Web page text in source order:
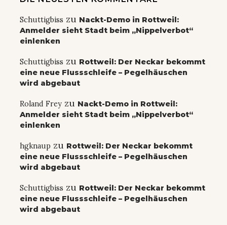
Schuttigbiss zu Nackt-Demo in Rottweil:
Anmelder sieht Stadt beim „Nippelverbot“
einlenken
Schuttigbiss zu Rottweil: Der Neckar bekommt
eine neue Flussschleife – Pegelhäuschen
wird abgebaut
Roland Frey zu Nackt-Demo in Rottweil:
Anmelder sieht Stadt beim „Nippelverbot“
einlenken
hgknaup zu Rottweil: Der Neckar bekommt
eine neue Flussschleife – Pegelhäuschen
wird abgebaut
Schuttigbiss zu Rottweil: Der Neckar bekommt
eine neue Flussschleife – Pegelhäuschen
wird abgebaut